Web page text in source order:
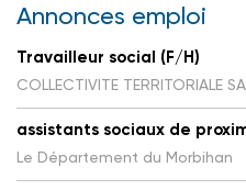
Annonces emploi
Travailleur social (F/H)
COLLECTIVITE TERRITORIALE
assistants sociaux de
Le Département du Morbihan